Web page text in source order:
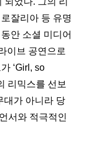
잘리아 등 유명
안 소셜 미디어
이브 공연으로
‘Girl, so
리믹스를 선보
대가 아니라 당
서와 적극적인